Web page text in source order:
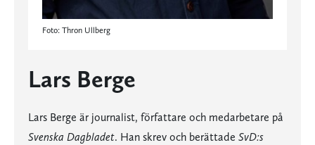
Foto: Thron Ullberg
Lars Berge
Lars Berge är journalist, författare och medarbetare på
Svenska Dagbladet. Han skrev och berättade SvD:s